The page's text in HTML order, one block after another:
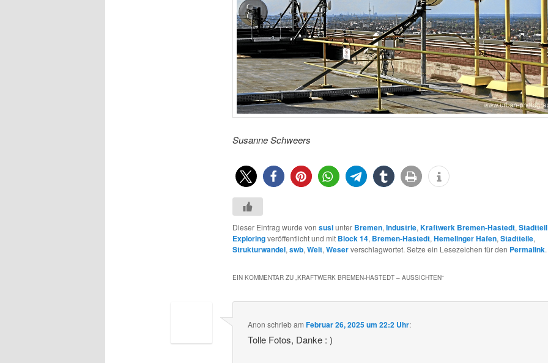
Susanne Schweers
0 0
Dieser Eintrag wurde von susiunter Bremen, Industrie, Kraftwerk Bremen-Hastedt, Stadtteil
Exploringveröffentlicht und mit Block 14, Bremen-Hastedt, Hemelinger Hafen, Stadtteile,
Strukturwandel, swb, Welt, Weserverschlagwortet. Setze ein Lesezeichen für den Permalink.
EIN KOMMENTAR ZU „KRAFTWERK BREMEN-HASTEDT – AUSSICHTEN“
Anon schriebamFebruar 26, 2025 um 22:2 Uhr:
Tolle Fotos, Danke : )